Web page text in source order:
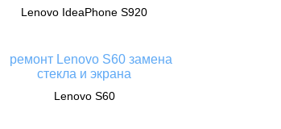
Lenovo IdeaPhone S920
Lenovo S60